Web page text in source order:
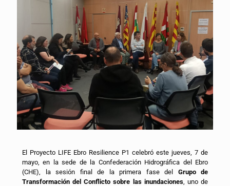
El Proyecto LIFE Ebro Resilience P1 celebró este jueves, 7 de
mayo, en la sede de la Confederación Hidrográfica del Ebro
(CHE), la sesión final de la primera fase del Grupo de
Transformación del Conflicto sobre las inundaciones, uno de